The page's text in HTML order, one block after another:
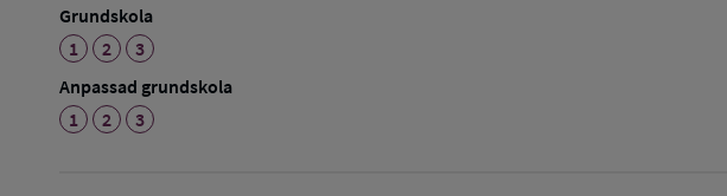
Grundskola
1
2
3
Anpassad grundskola
1
2 3